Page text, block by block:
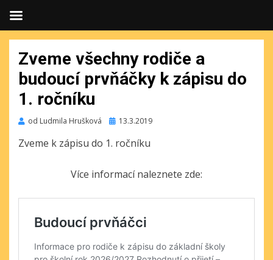
Zveme všechny rodiče a
budoucí prvňáčky k zápisu do
1. ročníku
od Ludmila Hrušková Publikováno
13.3.2019
Zveme k zápisu do 1. ročníku
Více informací naleznete zde: